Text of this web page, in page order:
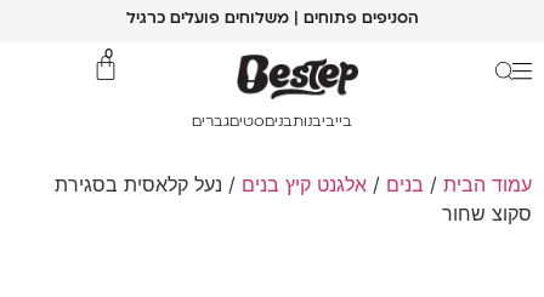
הסניפים פתוחים | משלוחים פועלים כרגיל
0
בייביבנות בנים סטיםגברים
עמוד הבית / בנים / אלגנט קיץ בנים / נעל קלאסית בסגירת
סקוצ שחור